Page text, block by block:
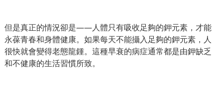
但是真正的情況卻是——人體只有吸收足夠的鉀元素，才能
永葆青春和身體健康。如果每天不能攝入足夠的鉀元素，人
很快就會變得老態龍鍾。這種早衰的病症通常都是由鉀缺乏
和不健康的生活習慣所致。